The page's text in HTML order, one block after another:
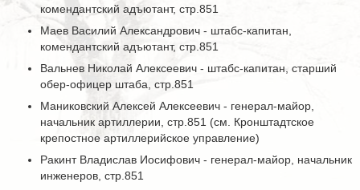
комендантский адъютант, стр.851
Маев Василий Александрович - штабс-капитан,
комендантский адъютант, стр.851
Вальнев Николай Алексеевич - штабс-капитан, старший
обер-офицер штаба, стр.851
Маниковский Алексей Алексеевич - генерал-майор,
начальник артиллерии, стр.851 (см. Кронштадтское
крепостное артиллерийское управление)
Ракинт Владислав Иосифович - генерал-майор, начальник
инженеров, стр.851